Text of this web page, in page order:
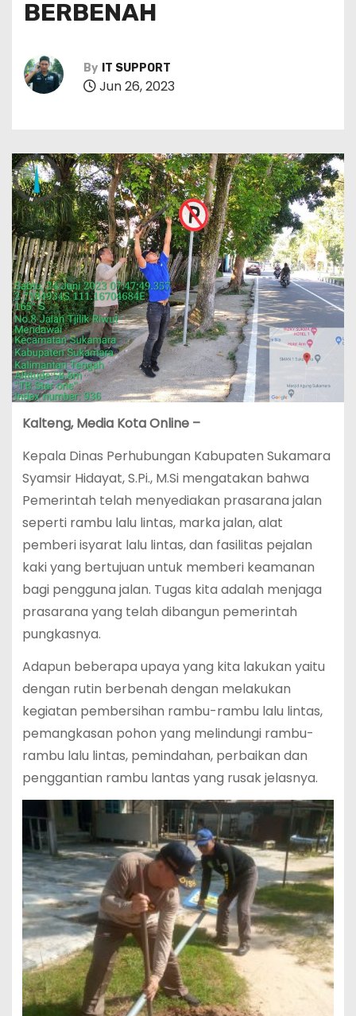
BERBENAH
By IT SUPPORT
Jun 26, 2023
Kalteng, Media Kota Online –
Kepala Dinas Perhubungan Kabupaten Sukamara
Syamsir Hidayat, S.Pi., M.Si mengatakan bahwa
Pemerintah telah menyediakan prasarana jalan
seperti rambu lalu lintas, marka jalan, alat
pemberi isyarat lalu lintas, dan fasilitas pejalan
kaki yang bertujuan untuk memberi keamanan
bagi pengguna jalan. Tugas kita adalah menjaga
prasarana yang telah dibangun pemerintah
pungkasnya.
Adapun beberapa upaya yang kita lakukan yaitu
dengan rutin berbenah dengan melakukan
kegiatan pembersihan rambu-rambu lalu lintas,
pemangkasan pohon yang melindungi rambu-
rambu lalu lintas, pemindahan, perbaikan dan
penggantian rambu lantas yang rusak jelasnya.